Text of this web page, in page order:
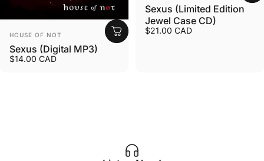
Proveedor:
HOUSE OF NOT
Sexus (Digital MP3)
$14.00 CAD
Sexus (Limited Edition
Jewel Case CD)
$21.00 CAD